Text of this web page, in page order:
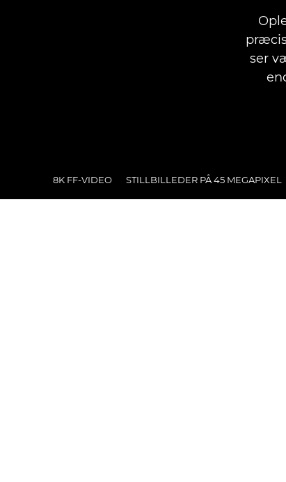
ser
8K FF-VIDEO STILLBILLEDER PÅ 45 MEGAPIXEL